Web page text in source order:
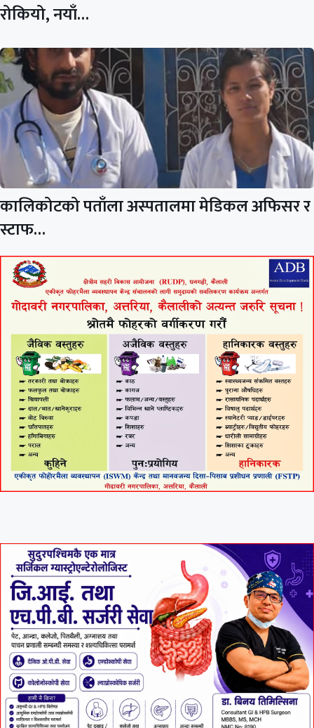
रोकियो, नयाँ…
कालिकोटको पताँला अस्पतालमा मेडिकल अफिसर र
स्टाफ…